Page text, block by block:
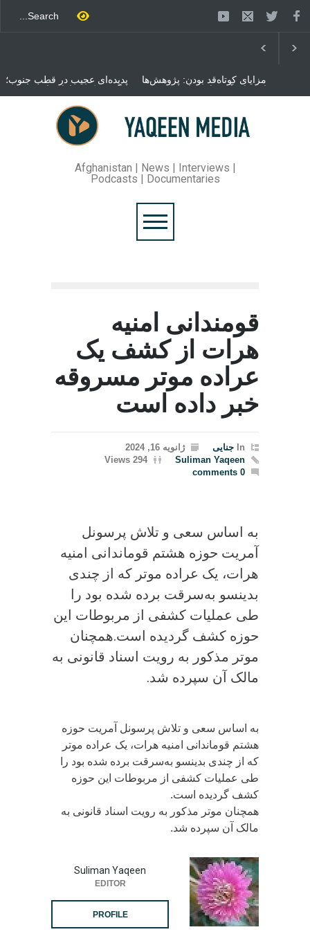
پدیده‌ای عجیب در قطب جنوب؛
پنگوئنی که هزاران بار در روز
می‌خوابد
مزایای کوتاه‌قد بودن: پژوهش‌ها
از فواید آن برای سلامتی
می‌گویند
محمدباقر قالیباف، رئیس
مجلس ایران، با انتقاد تند از
سیاست‌های دونالد ترمپ اعلام
کرد که واشنگتن تلاش دارد با
روند گفتگوها را از مسیر
مذاکره به سمت تسلیم سوق
دهد.
Afghanistan | News | Interviews |
Podcasts | Documentaries
قومندانی امنیه
هرات از کشف یک
عراده موتر مسروقه
خبر داده است
In جنایی
ژانویه 16, 2024
Suliman Yaqeen
294 Views
0 comments
به اساس سعی و تلاش پرسونل
آمریت حوزه هشتم قوماندانی امنیه
هرات، یک عراده موتر که از چندی
بدینسو به‌سرقت برده شده بود را
طی عملیات کشفی از مربوطات این
حوزه کشف گردیده است.همچنان
موتر مذکور به رویت اسناد قانونی به
مالک آن سپرده شد.
به اساس سعی و تلاش پرسونل آمریت حوزه
هشتم قوماندانی امنیه هرات، یک عراده موتر
که از چندی بدینسو به‌سرقت برده شده بود را
طی عملیات کشفی از مربوطات این حوزه
کشف گردیده است.
همچنان موتر مذکور به رویت اسناد قانونی به
مالک آن سپرده شد.
Suliman Yaqeen
EDITOR
PROFILE